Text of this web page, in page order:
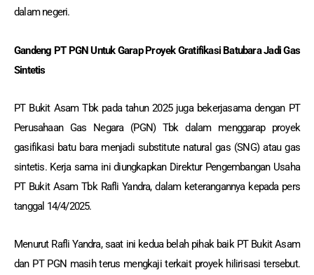
dalam negeri.
Gandeng PT PGN Untuk Garap Proyek Gratifikasi Batubara Jadi Gas
Sintetis
PT Bukit Asam Tbk pada tahun 2025 juga bekerjasama dengan PT
Perusahaan Gas Negara (PGN) Tbk dalam menggarap proyek
gasifikasi batu bara menjadi substitute natural gas (SNG) atau gas
sintetis. Kerja sama ini diungkapkan Direktur Pengembangan Usaha
PT Bukit Asam Tbk Rafli Yandra, dalam keterangannya kepada pers
tanggal 14/4/2025.
Menurut Rafli Yandra, saat ini kedua belah pihak baik PT Bukit Asam
dan PT PGN masih terus mengkaji terkait proyek hilirisasi tersebut.